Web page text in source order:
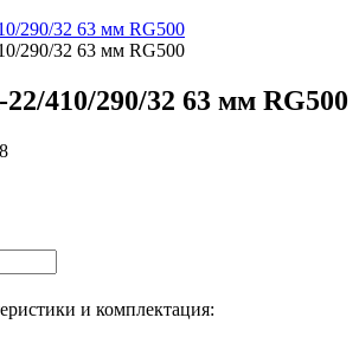
410/290/32 63 мм RG500
и комплектация: